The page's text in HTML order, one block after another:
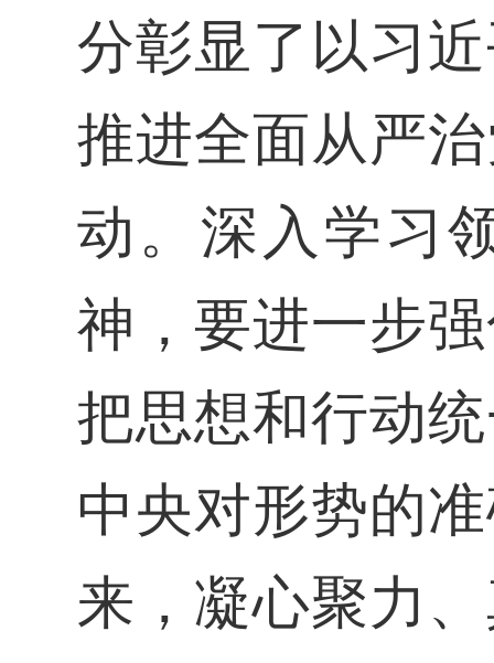
分彰显了以习
推进全面从严
动。深入学习
神，要进一步
把思想和行动
中央对形势的
来，凝心聚力